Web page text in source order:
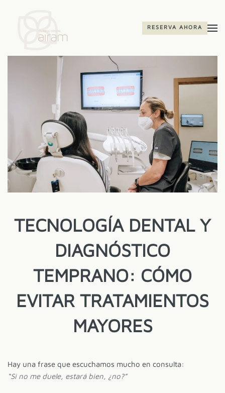
RESERVA AHORA
TECNOLOGÍA DENTAL Y
DIAGNÓSTICO
TEMPRANO: CÓMO
EVITAR TRATAMIENTOS
MAYORES
Hay una frase que escuchamos mucho en consulta:
“Si no me duele, estará bien, ¿no?”